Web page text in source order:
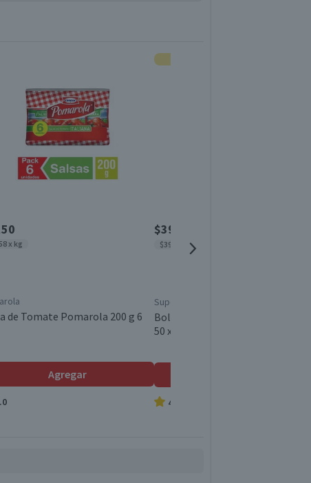
x kg
de Tomate Pomarola 200 g 6
Agregar
$390
$39 x un
Superior
Bolsa de Basura Superior Camiseta
50 x 65 cm 10 un.
4.9